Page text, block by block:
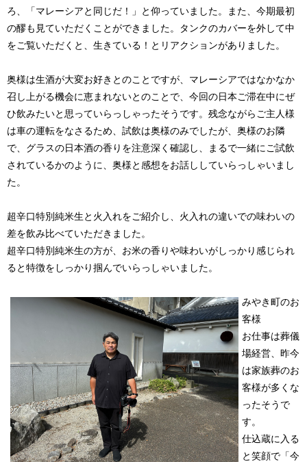
ろ、「マレーシアと同じだ！」と仰っていました。また、今期最初
の醪も見ていただくことができました。タンクのカバーを外して中
をご覧いただくと、生きている！とリアクションがありました。
奥様は生酒が大変お好きとのことですが、マレーシアではなかなか
召し上がる機会に恵まれないとのことで、今回の日本ご滞在中にぜ
ひ飲みたいと思っていらっしゃったそうです。残念ながらご主人様
は車の運転をなさるため、試飲は奥様のみでしたが、奥様のお隣
で、グラスの日本酒の香りを注意深く確認し、まるで一緒にご試飲
されているかのように、奥様と感想をお話ししていらっしゃいまし
た。
超辛口特別純米生と火入れをご紹介し、火入れの違いでの味わいの
差を飲み比べていただきました。
超辛口特別純米生の方が、お米の香りや味わいがしっかり感じられ
ると特徴をしっかり掴んでいらっしゃいました。
みやき町のお
客様
お仕事は葬儀
場経営、昨今
は家族葬のお
客様が多くな
ったそうで
す。
仕込蔵に入る
と笑顔で「今